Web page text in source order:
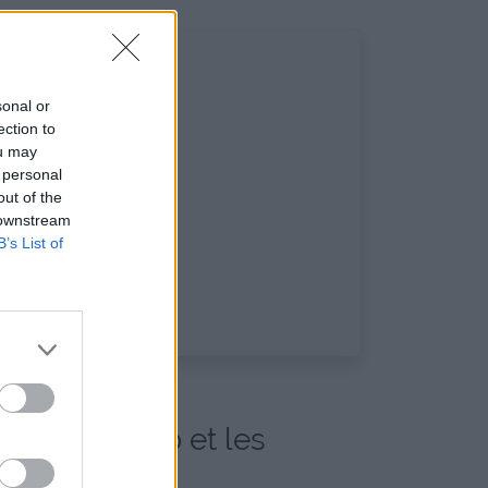
or
to
may
of the
List of
sur le Web et les